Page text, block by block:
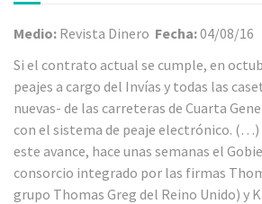
Medio: Revista Dinero Fecha:04/08/16
Si el contrato actual se cumple, en
peajes a cargo del Invías y todas las
nuevas- de las carreteras de Cuarta
con el sistema de peaje electrónico. (…)
este avance, hace unas semanas el
consorcio integrado por las firmas
grupo Thomas Greg del Reino Unido) y